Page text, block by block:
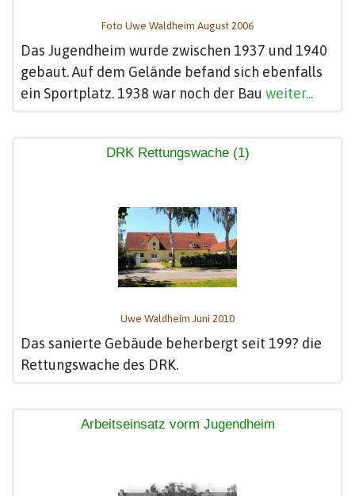
Foto Uwe Waldheim August 2006
Das Jugendheim wurde zwischen 1937 und 1940
gebaut. Auf dem Gelände befand sich ebenfalls
ein Sportplatz. 1938 war noch der Bau weiter...
DRK Rettungswache (1)
Uwe Waldheim Juni 2010
Das sanierte Gebäude beherbergt seit 199? die
Rettungswache des DRK.
Arbeitseinsatz vorm Jugendheim